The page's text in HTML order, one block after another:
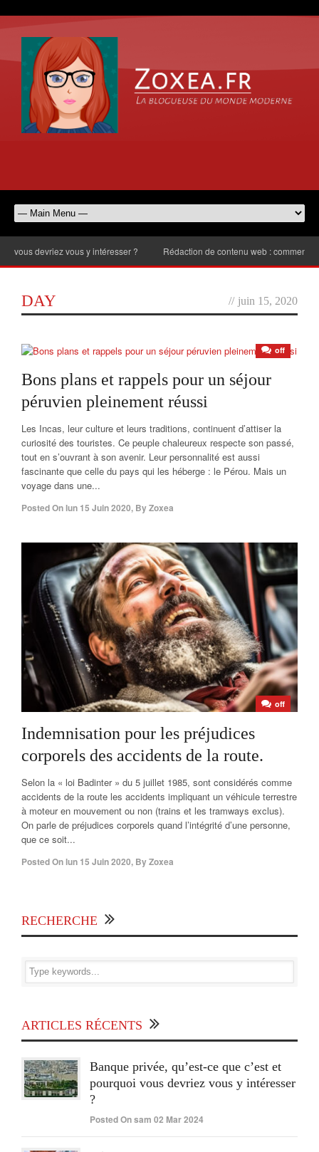
devriez vous y intéresser ? Rédaction de contenu web : comment
DAY // juin 15, 2020
off
Bons plans et rappels pour un séjour
péruvien pleinement réussi
Les Incas, leur culture et leurs traditions, continuent d’attiser la
curiosité des touristes. Ce peuple chaleureux respecte son passé,
tout en s’ouvrant à son avenir. Leur personnalité est aussi
fascinante que celle du pays qui les héberge : le Pérou. Mais un
voyage dans une...
Posted On lun 15 Juin 2020, ByZoxea
off
Indemnisation pour les préjudices
corporels des accidents de la route.
Selon la « loi Badinter » du 5 juillet 1985, sont considérés comme
accidents de la route les accidents impliquant un véhicule terrestre
à moteur en mouvement ou non (trains et les tramways exclus).
On parle de préjudices corporels quand l’intégrité d’une personne,
que ce soit...
Posted On lun 15 Juin 2020, ByZoxea
RECHERCHE
ARTICLES RÉCENTS
Banque privée, qu’est-ce que c’est et
pourquoi vous devriez vous y intéresser
?
Posted On sam 02 Mar 2024